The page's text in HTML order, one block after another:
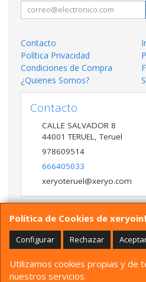
Política de Cookies de
Configurar Rechazar
Utilizamos cookies propias y de
nuestros servicios.
Contacto
Política Privacidad
Condiciones de Compra
¿Quienes Somos?
Contacto
CALLE SALVADOR 8
44001 TERUEL ,Teruel
978609514
666405033
xeryoteruel@xeryo.com
Horario
LUNES A VIERNES 9:30 A 13:30
SÁBADO 10:00 A 13:30